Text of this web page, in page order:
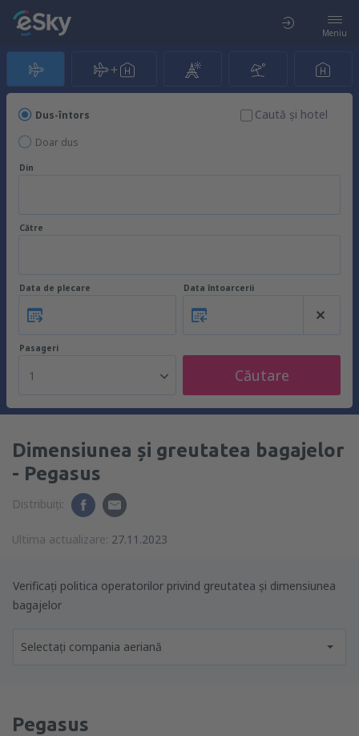
Meniu
Dus-întors
Doar dus
Caută şi hotel
Din
Către
Data de plecare Data întoarcerii
Pasageri
1 Căutare
Dimensiunea și greutatea bagajelor
- Pegasus
Distribuiți:
Ultima actualizare: 27.11.2023
Verificați politica operatorilor privind greutatea și dimensiunea
bagajelor
Selectați compania aeriană
Pegasus